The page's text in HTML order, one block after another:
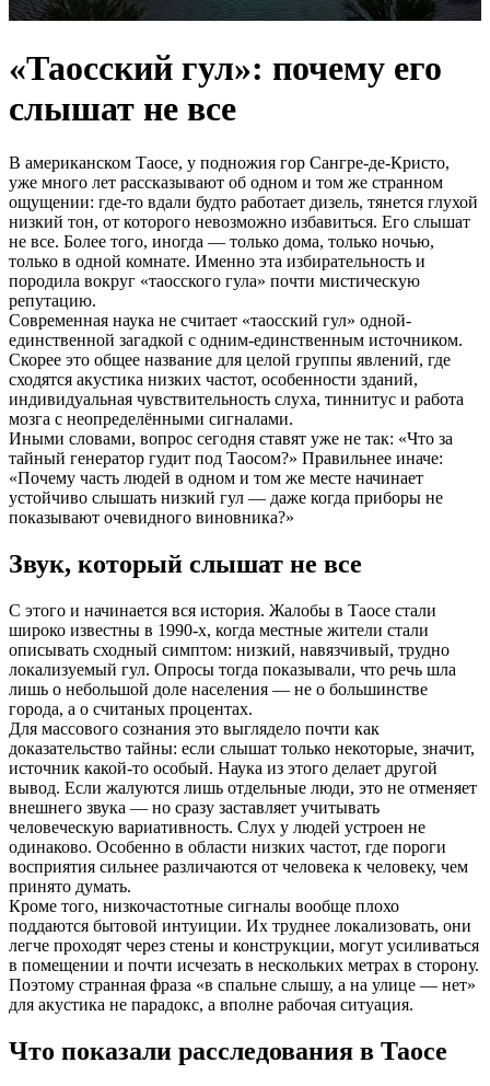
«Таосский гул»: почему его
слышат не все
В американском Таосе, у подножия гор Сангре-де-Кристо,
уже много лет рассказывают об одном и том же странном
ощущении: где-то вдали будто работает дизель, тянется глухой
низкий тон, от которого невозможно избавиться. Его слышат
не все. Более того, иногда — только дома, только ночью,
только в одной комнате. Именно эта избирательность и
породила вокруг «таосского гула» почти мистическую
репутацию.
Современная наука не считает «таосский гул» одной-
единственной загадкой с одним-единственным источником.
Скорее это общее название для целой группы явлений, где
сходятся акустика низких частот, особенности зданий,
индивидуальная чувствительность слуха, тиннитус и работа
мозга с неопределёнными сигналами.
Иными словами, вопрос сегодня ставят уже не так: «Что за
тайный генератор гудит под Таосом?» Правильнее иначе:
«Почему часть людей в одном и том же месте начинает
устойчиво слышать низкий гул — даже когда приборы не
показывают очевидного виновника?»
Звук, который слышат не все
С этого и начинается вся история. Жалобы в Таосе стали
широко известны в 1990-х, когда местные жители стали
описывать сходный симптом: низкий, навязчивый, трудно
локализуемый гул. Опросы тогда показывали, что речь шла
лишь о небольшой доле населения — не о большинстве
города, а о считаных процентах.
Для массового сознания это выглядело почти как
доказательство тайны: если слышат только некоторые, значит,
источник какой-то особый. Наука из этого делает другой
вывод. Если жалуются лишь отдельные люди, это не отменяет
внешнего звука — но сразу заставляет учитывать
человеческую вариативность. Слух у людей устроен не
одинаково. Особенно в области низких частот, где пороги
восприятия сильнее различаются от человека к человеку, чем
принято думать.
Кроме того, низкочастотные сигналы вообще плохо
поддаются бытовой интуиции. Их труднее локализовать, они
легче проходят через стены и конструкции, могут усиливаться
в помещении и почти исчезать в нескольких метрах в сторону.
Поэтому странная фраза «в спальне слышу, а на улице — нет»
для акустика не парадокс, а вполне рабочая ситуация.
Что показали расследования в Таосе